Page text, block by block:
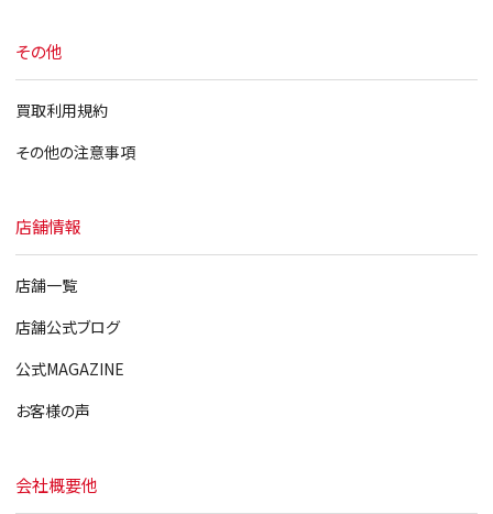
その他
買取利用規約
その他の注意事項
店舗情報
店舗一覧
店舗公式ブログ
公式MAGAZINE
お客様の声
会社概要他